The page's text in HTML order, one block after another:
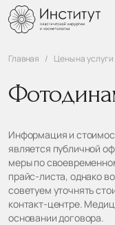
Главная Цены на услуги
Информация и
является публичной
меры по
прайс-листа, однако
советуем уточнять
контакт-центре.
основании договора.